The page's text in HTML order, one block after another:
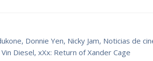
, Donnie Yen, Nicky Jam, Noticias de
Vin Diesel,xXx: Return of Xander Cage